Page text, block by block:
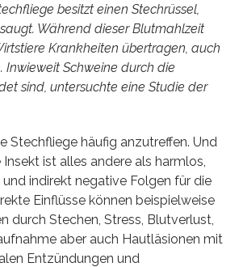
besitzt einen Stechrüssel,
Während dieser Blutmahlzeit
Krankheiten übertragen, auch
Inwieweit Schweine durch die
sind, untersuchte eine Studie der
Stechfliege häufig anzutreffen. Und
ist alles andere als harmlos,
indirekt negative Folgen für die
Einflüsse können beispielweise
durch Stechen, Stress, Blutverlust,
aber auch Hautläsionen mit
Entzündungen und